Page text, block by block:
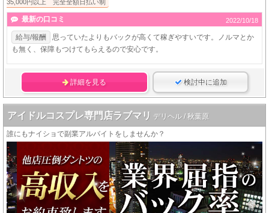
35,000円以上 完全全額日払い制
最新の口コミ 2022/10/18
給与/報酬
思っていたよりもバックが高くて稼ぎやすいです。ノルマとか
も無く、保障もつけてもらえるので安心です。
詳細を見る 検討中に追加
アイドルコスプレ専門店ラブマリ デリヘル / 秋葉原
誰にもナイショで副業アルバイトをしませんか？